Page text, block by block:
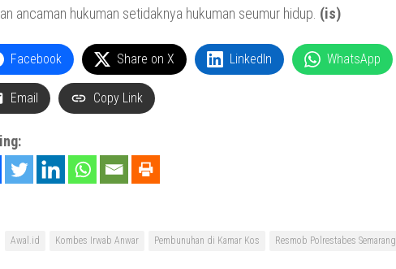
ancaman hukuman setidaknya hukuman seumur hidup. (is)
Facebook Share on X LinkedIn WhatsApp
Email Copy Link
Awal.id Kombes Irwab Anwar Pembunuhan di Kamar Kos Resmob Polrestabes Semarang